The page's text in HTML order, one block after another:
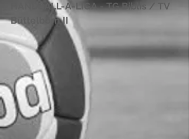
HANDBALL-A-LIGA - TG Biblis / TV
Büttelborn II